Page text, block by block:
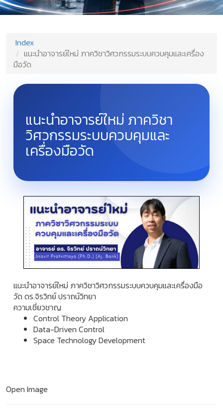
Index
แนะนำอาจารย์ใหม่ ภาควิชาวิศวกรรมระบบควบคุมและเครื่อง
มือวัด
แนะนำอาจารย์ใหม่ ภาควิชา
วิศวกรรมระบบควบคุมและ
เครื่องมือวัด
แนะนำอาจารย์ใหม่ ภาควิชาวิศวกรรมระบบควบคุมและเครื่องมือ
วัด ดร.จิรวิทย์ ปราถน์วิทยา
ความเชี่ยวชาญ
Control Theory Application
Data-Driven Control
Space Technology Development
Open Image